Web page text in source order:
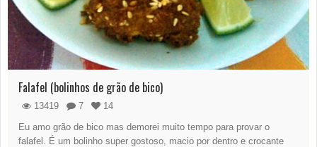
Falafel (bolinhos de grão de bico)
13419 7
14
Eu amo grão de bico mas demorei muito tempo para provar o
falafel. É um bolinho super gostoso, macio por dentro e crocante